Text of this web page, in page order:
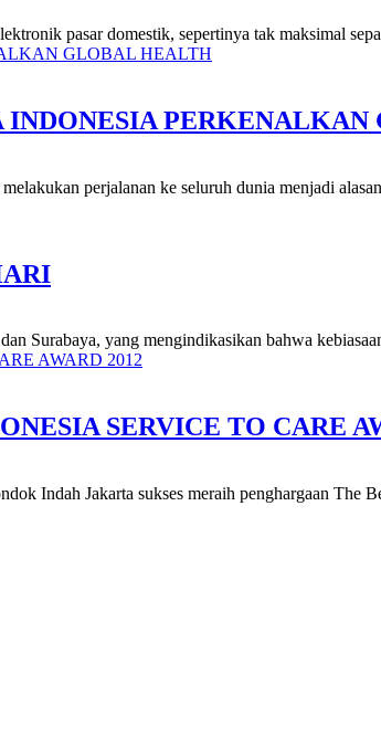
pasar domestik, sepertinya tak maksimal
perjalanan ke seluruh dunia menjadi
Surabaya, yang mengindikasikan bahwa
SERVICE TO CARE
Indah Jakarta sukses meraih penghargaan The